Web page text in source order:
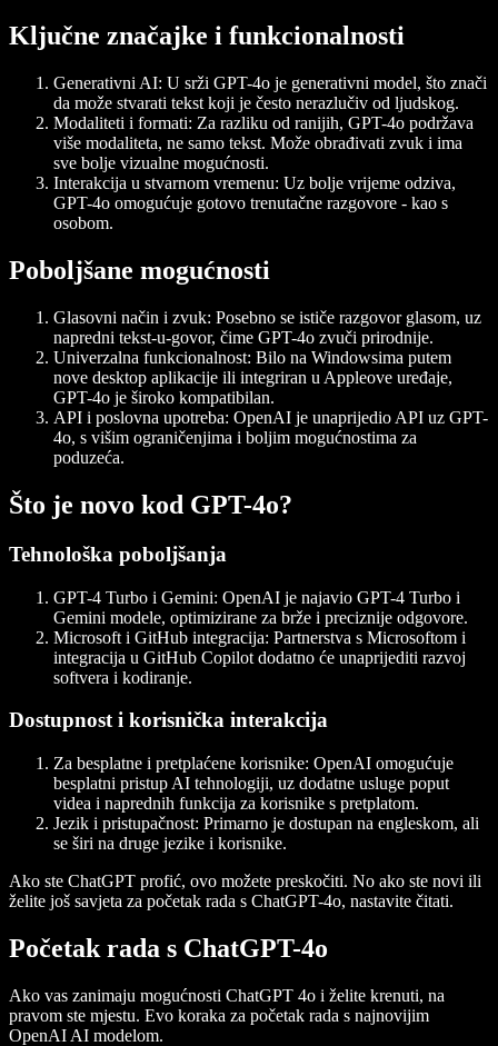
Ključne značajke i funkcionalnosti
Generativni AI: U srži GPT-4o je generativni model, što znači
da može stvarati tekst koji je često nerazlučiv od ljudskog.
Modaliteti i formati: Za razliku od ranijih, GPT-4o podržava
više modaliteta, ne samo tekst. Može obrađivati zvuk i ima
sve bolje vizualne mogućnosti.
Interakcija u stvarnom vremenu: Uz bolje vrijeme odziva,
GPT-4o omogućuje gotovo trenutačne razgovore - kao s
osobom.
Poboljšane mogućnosti
Glasovni način i zvuk: Posebno se ističe razgovor glasom, uz
napredni tekst-u-govor, čime GPT-4o zvuči prirodnije.
Univerzalna funkcionalnost: Bilo na Windowsima putem
nove desktop aplikacije ili integriran u Appleove uređaje,
GPT-4o je široko kompatibilan.
API i poslovna upotreba: OpenAI je unaprijedio API uz GPT-
4o, s višim ograničenjima i boljim mogućnostima za
poduzeća.
Što je novo kod GPT-4o?
Tehnološka poboljšanja
GPT-4 Turbo i Gemini: OpenAI je najavio GPT-4 Turbo i
Gemini modele, optimizirane za brže i preciznije odgovore.
Microsoft i GitHub integracija: Partnerstva s Microsoftom i
integracija u GitHub Copilot dodatno će unaprijediti razvoj
softvera i kodiranje.
Dostupnost i korisnička interakcija
Za besplatne i pretplaćene korisnike: OpenAI omogućuje
besplatni pristup AI tehnologiji, uz dodatne usluge poput
videa i naprednih funkcija za korisnike s pretplatom.
Jezik i pristupačnost: Primarno je dostupan na engleskom, ali
se širi na druge jezike i korisnike.
Ako ste ChatGPT profić, ovo možete preskočiti. No ako ste novi ili
želite još savjeta za početak rada s ChatGPT-4o, nastavite čitati.
Početak rada s ChatGPT-4o
Ako vas zanimaju mogućnosti ChatGPT 4o i želite krenuti, na
pravom ste mjestu. Evo koraka za početak rada s najnovijim
OpenAI AI modelom.